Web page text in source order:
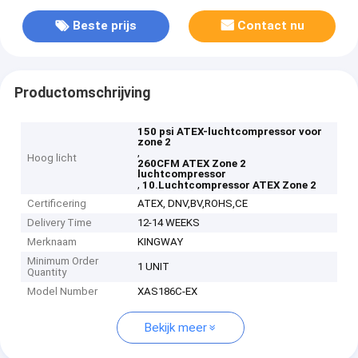
Beste prijs Contact nu
Productomschrijving
Hoog licht
150 psi ATEX-luchtcompressor voor
zone 2
,
260CFM ATEX Zone 2
luchtcompressor
, 10.Luchtcompressor ATEX Zone 2
Certificering
ATEX, DNV,BV,ROHS,CE
Delivery Time
12-14 WEEKS
Merknaam
KINGWAY
Minimum Order
Quantity
1 UNIT
Model Number XAS186C-EX
Bekijk meer